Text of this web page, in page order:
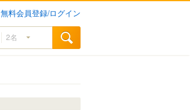
無料会員登録/ログイン